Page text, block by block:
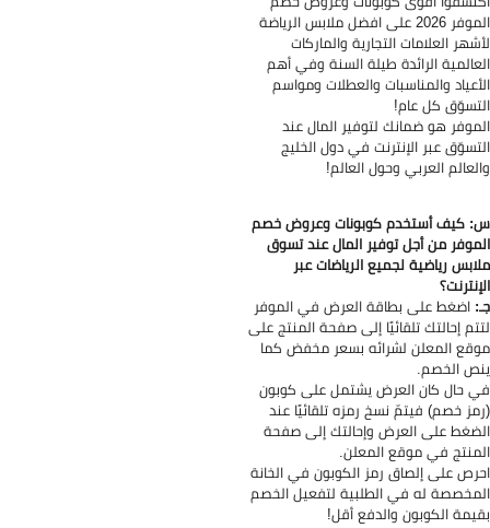
الموفر 2026 على افضل ملابس الرياضة
العلامات التجارية والماركات
الرائدة طيلة السنة وفي أهم
والمناسبات والعطلات ومواسم
كل عام!
هو ضمانك لتوفير المال عند
عبر الإنترنت في دول الخليج
العربي وحول العالم!
كيف أستخدم كوبونات وعروض خصم
من أجل توفير المال عند تسوق
رياضية لجميع الرياضات عبر
اضغط على بطاقة العرض في الموفر
إحالتك تلقائيًا إلى صفحة المنتج على
المعلن لشرائه بسعر مخفض كما
الخصم.
حال كان العرض يشتمل على كوبون
خصم) فيتمّ نسخ رمزه تلقائيًا عند
على العرض وإحالتك إلى صفحة
في موقع المعلن.
على إلصاق رمز الكوبون في الخانة
له في الطلبية لتفعيل الخصم
الكوبون والدفع أقل!